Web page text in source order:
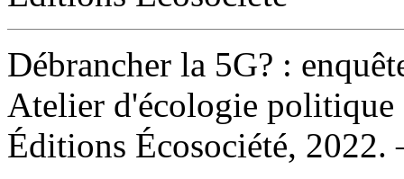
Débrancher la 5G? :
Atelier d'écologie
Éditions Écosociété,